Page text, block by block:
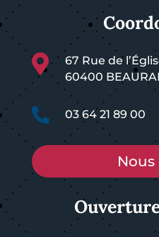

67 Rue de
60400
 03 64 21 89 00
Nous